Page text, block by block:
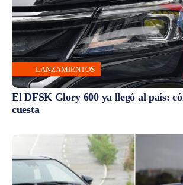
LANZAMIENTOS
El DFSK Glory 600 ya llegó al país:
cuesta